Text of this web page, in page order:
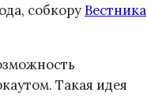
собкоруВестника
Такая идея